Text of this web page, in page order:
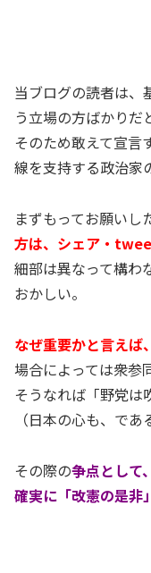
当ブログの読者は、
う立場の方ばかりだ
そのため敢えて宣言
線を支持する政治家
まずもってお願いし
方は、シェア・
細部は異なって構わ
おかしい。
なぜ重要かと言えば
場合によっては衆参
そうなれば「野党は
（日本の心も、であ
その際の争点として
確実に「改憲の是非